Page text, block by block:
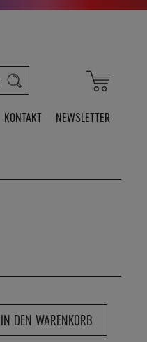
Mein
KONTAKT NEWSLETTER
IN DEN WARENKORB